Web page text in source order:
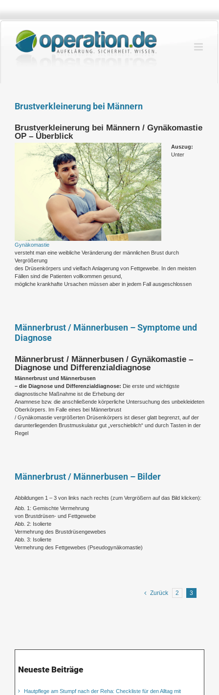
springen
Brustverkleinerung bei Männern
Brustverkleinerung bei Männern / Gynäkomastie
OP – Überblick
Auszug:
Unter
Gynäkomastie
versteht man eine weibliche Veränderung der männlichen Brust durch
Vergrößerung
des Drüsenkörpers und vielfach Anlagerung von Fettgewebe. In den meisten
Fällen sind die Patienten vollkommen gesund,
mögliche krankhafte Ursachen müssen aber in jedem Fall ausgeschlossen
Männerbrust / Männerbusen – Symptome und
Diagnose
Männerbrust / Männerbusen / Gynäkomastie –
Diagnose und Differenzialdiagnose
Männerbrust und Männerbusen
– die Diagnose und Differenzialdiagnose: Die erste und wichtigste
diagnostische Maßnahme ist die Erhebung der
Anamnese bzw. die anschließende körperliche Untersuchung des unbekleideten
Oberkörpers. Im Falle eines bei Männerbrust
/ Gynäkomastie vergrößerten Drüsenkörpers ist dieser glatt begrenzt, auf der
darunterliegenden Brustmuskulatur gut „verschieblich“ und durch Tasten in der
Regel
Männerbrust / Männerbusen – Bilder
Abbildungen 1 – 3 von links nach rechts (zum Vergrößern auf das Bild klicken):
Abb. 1: Gemischte Vermehrung
von Brustdrüsen- und Fettgewebe
Abb. 2: Isolierte
Vermehrung des Brustdrüsengewebes
Abb. 3: Isolierte
Vermehrung des Fettgewebes (Pseudogynäkomastie)
Zurück 2 3
Neueste Beiträge
Hautpflege am Stumpf nach der Reha: Checkliste für den Alltag mit